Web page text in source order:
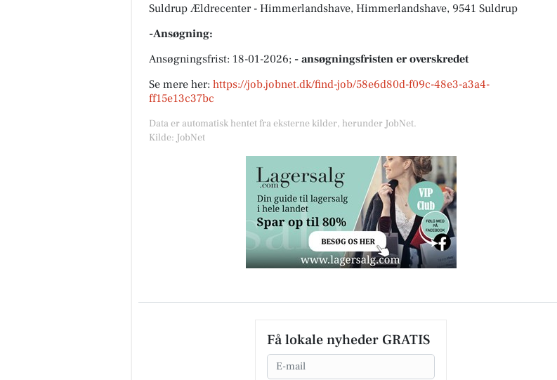
Suldrup Ældrecenter - Himmerlandshave, Himmerlandshave, 9541 Suldrup
-Ansøgning:
Ansøgningsfrist: 18-01-2026; - ansøgningsfristen er overskredet
Se mere her: https://job.jobnet.dk/find-job/58e6d80d-f09c-48e3-a3a4-
ff15e13c37bc
Data er automatisk hentet fra eksterne kilder, herunder JobNet.
Kilde: JobNet
Få lokale nyheder GRATIS
Email